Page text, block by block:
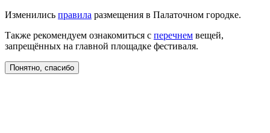
Изменились правила размещения в Палаточном городке.
Также рекомендуем ознакомиться с перечнем вещей,
запрещённых на главной площадке фестиваля.
Понятно, спасибо